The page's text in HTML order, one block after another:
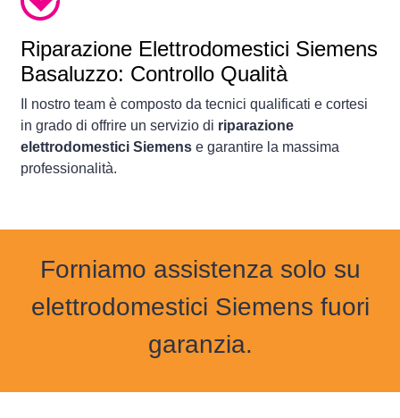
Riparazione Elettrodomestici Siemens
Basaluzzo: Controllo Qualità
Il nostro team è composto da tecnici qualificati e cortesi
in grado di offrire un servizio di riparazione
elettrodomestici Siemens e garantire la massima
professionalità.
Forniamo assistenza solo su
elettrodomestici Siemens fuori
garanzia.